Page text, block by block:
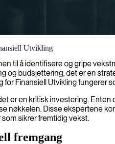
forretningsstrategi og ytelse.
Utvikling
til å identifisere og gripe
og budsjettering; det er en
for Finansiell Utvikling fungerer
er en kritisk investering.
nøkkelen. Disse ekspertene
sikrer fremtidig vekst.
fremgang